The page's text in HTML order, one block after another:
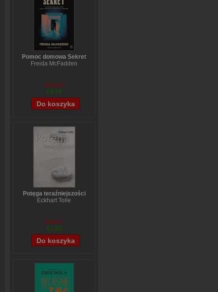
Pomoc domowa Sekret
Freida McFadden
€12,16
€9,18
Potęga teraźniejszości
Eckhart Tolle
€10,17
€7,68